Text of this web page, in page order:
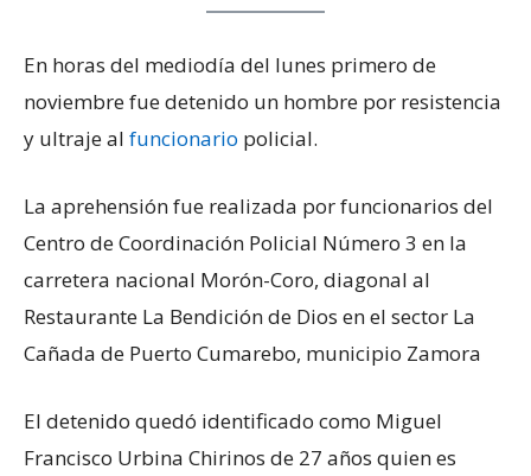
En horas del mediodía del lunes primero de
noviembre fue detenido un hombre por resistencia
y ultraje al funcionario policial.
La aprehensión fue realizada por funcionarios del
Centro de Coordinación Policial Número 3 en la
carretera nacional Morón-Coro, diagonal al
Restaurante La Bendición de Dios en el sector La
Cañada de Puerto Cumarebo, municipio Zamora
El detenido quedó identificado como Miguel
Francisco Urbina Chirinos de 27 años quien es